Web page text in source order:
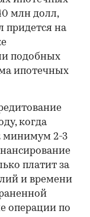
млн долл,
придется на
подобных
ипотечных
когда
минимум 2-3
платит за
и времени
операции по